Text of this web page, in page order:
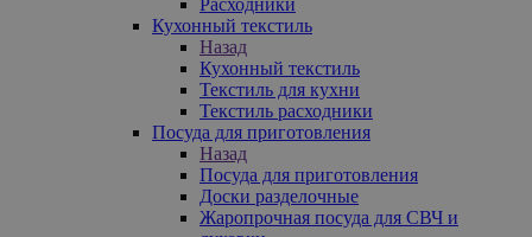
Кухонный текстиль
Назад
Кухонный текстиль
Текстиль для кухни
Текстиль расходники
Посуда для приготовления
Назад
Посуда для приготовления
Доски разделочные
Жаропрочная посуда для СВЧ и